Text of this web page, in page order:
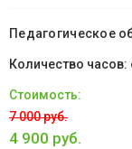
Педагогическое
7 000 руб.
4 900 руб.